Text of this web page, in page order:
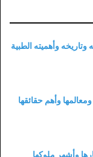
وأهميته الطبية
وأهم حقائقها
وأشهر ملوكها